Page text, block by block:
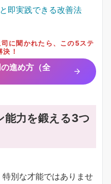
即実践できる改善法
に聞かれたら、この5ステ
決！
進め方（全
能力を鍛える3つ
別な才能ではありませ